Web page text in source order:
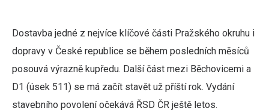
Dostavba jedné z nejvíce klíčové části Pražského okruhu i
dopravy v České republice se během posledních měsíců
posouvá výrazně kupředu. Další část mezi Běchovicemi a
D1 (úsek 511) se má začít stavět už příští rok. Vydání
stavebního povolení očekává ŘSD ČR ještě letos.